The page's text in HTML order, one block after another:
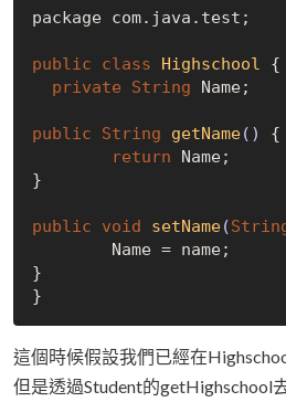
package com.java.test;
public class Highschool {
private
String Name;
public String getName()
{
return Name;
}
public void setName(
}
這個時候假設我們已經在
但是透過Student的getHighschool